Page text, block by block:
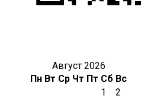
Август 2026
Пн Вт Ср Чт Пт Сб Вс
1
2